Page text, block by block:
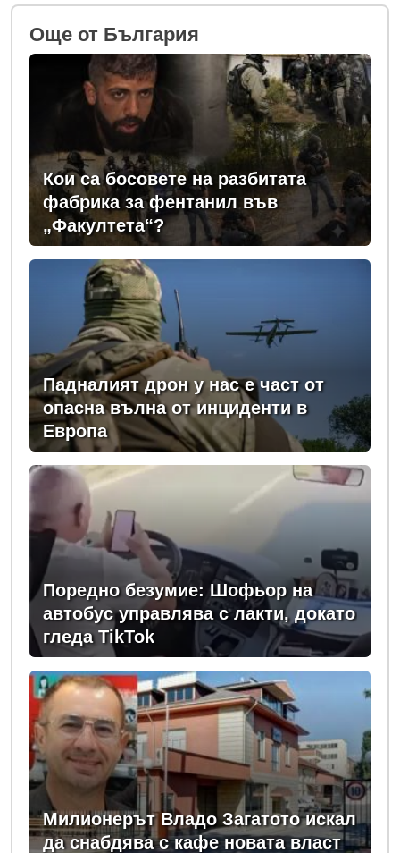
Oще от България
Кои са босовете на разбитата
фабрика за фентанил във
„Факултета“?
Падналият дрон у нас е част от
опасна вълна от инциденти в
Европа
Поредно безумие: Шофьор на
автобус управлява с лакти, докато
гледа TikTok
Милионерът Владо Загатото искал
да снабдява с кафе новата власт